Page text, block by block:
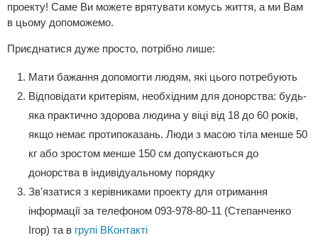
проекту! Саме Ви можете врятувати комусь життя, а ми Вам
в цьому допоможемо.
Приєднатися дуже просто, потрібно лише:
Мати бажання допомогти людям, які цього потребують
Відповідати критеріям, необхідним для донорства: будь-
яка практично здорова людина у віці від 18 до 60 років,
якщо немає протипоказань. Люди з масою тіла менше 50
кг або зростом менше 150 см допускаються до
донорства в індивідуальному порядку
Зв'язатися з керівниками проекту для отримання
інформації за телефоном 093-978-80-11 (Степанченко
Ігор) та в групі ВКонтакті